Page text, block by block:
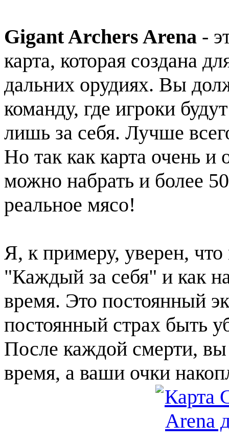
Gigant Archers Arena -
карта, которая создана
дальних орудиях. Вы
команду, где игроки
лишь за себя. Лучше
Но так как карта очень
можно набрать и более
реальное мясо!
Я, к примеру, уверен,
"Каждый за себя" и как
время. Это постоянный
постоянный страх быть
После каждой смерти,
время, а ваши очки